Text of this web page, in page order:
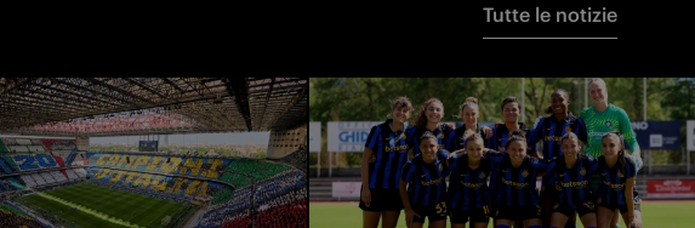
Tutte le notizie